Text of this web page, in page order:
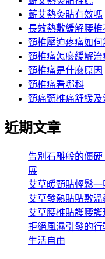
蘄艾熱灸貼有效嗎
長效熱敷緩解腰
頸椎壓迫疼痛如何
頸椎痛怎麼緩解治
頸椎痛是什麼原因
頸椎痛看哪科
頸痛頸椎痛舒緩及
近期文章
告別石雕般的僵
展
艾草暖頸貼輕鬆
艾草發熱貼貼敷
艾草腰椎貼護腰
拒絕風濕引發的
生活自由